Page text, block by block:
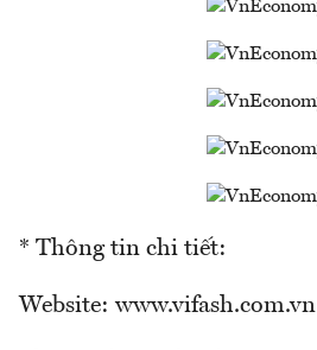
* Thông tin chi tiết:
Website: www.vifash.com.vn